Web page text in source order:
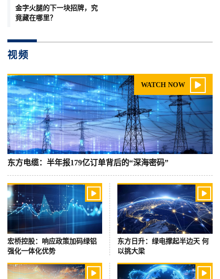
金字火腿的下一块招牌，究
竟藏在哪里？
视频
WATCH NOW 
东方电缆：半年报179亿订单背后的“深海密码”

宏桥控股：响应政策加码绿铝
强化一体化优势

东方日升：绿电撑起半边天 何
以挑大梁
 